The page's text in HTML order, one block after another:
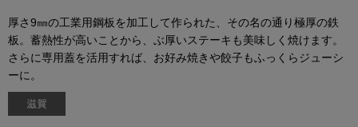
厚さ9㎜の工業用鋼板を加工して作られた、その名の通り極厚の鉄
板。蓄熱性が高いことから、ぶ厚いステーキも美味しく焼けます。
さらに専用蓋を活用すれば、お好み焼きや餃子もふっくらジューシ
ーに。